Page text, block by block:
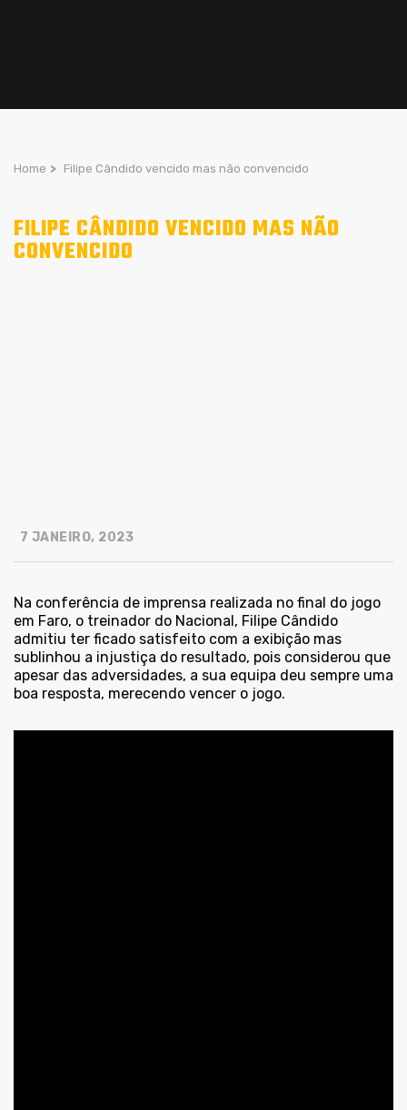
Home > Filipe Cândido vencido mas não convencido
FILIPE CÂNDIDO VENCIDO MAS NÃO
CONVENCIDO
7 JANEIRO, 2023
Na conferência de imprensa realizada no final do jogo
em Faro, o treinador do Nacional, Filipe Cândido
admitiu ter ficado satisfeito com a exibição mas
sublinhou a injustiça do resultado, pois considerou que
apesar das adversidades, a sua equipa deu sempre uma
boa resposta, merecendo vencer o jogo.